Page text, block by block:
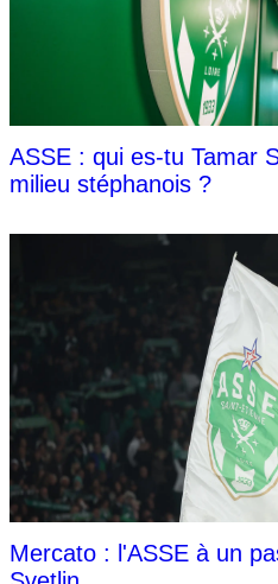
ASSE : qui es-tu Tamar
milieu stéphanois ?
Mercato : l'ASSE à un